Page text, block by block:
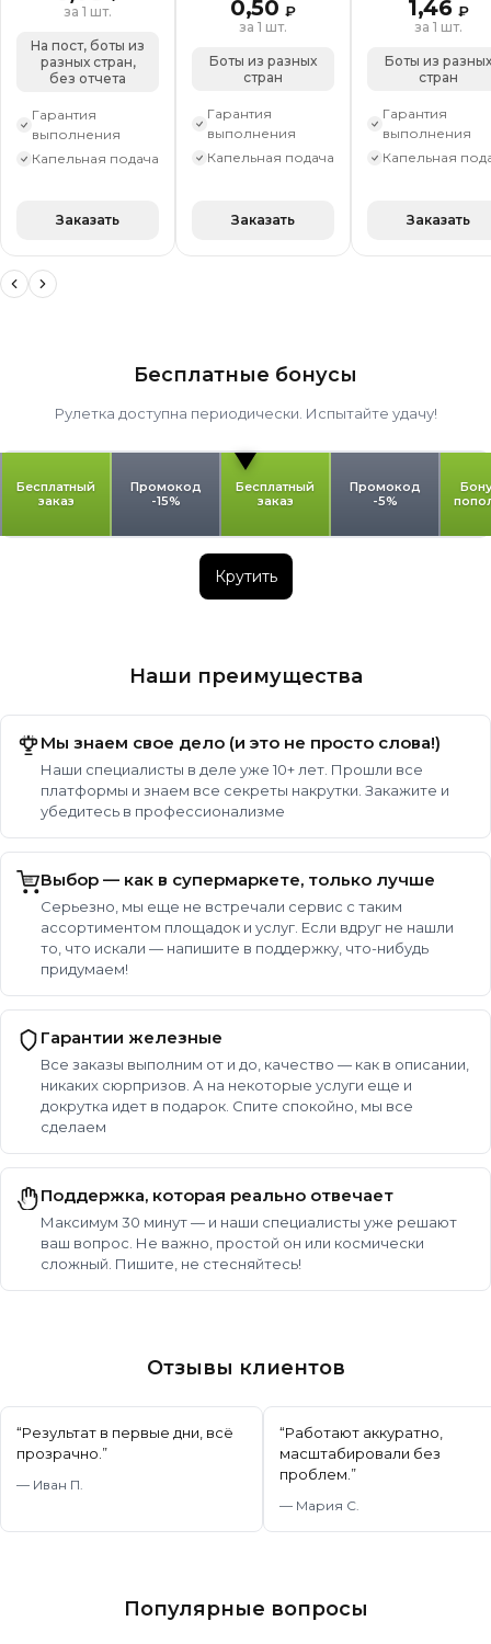
за 1 шт.
На пост, боты из
разных стран,
без отчета
Гарантия
выполнения
Капельная подача
Заказать
0,50 ₽
за 1 шт.
Боты из разных
стран
Гарантия
выполнения
Капельная подача
Заказать
1,46 ₽
за 1 шт.
Боты из разных
стран
Гарантия
выполнения
Капельная
Заказать
Бесплатные бонусы
Рулетка доступна периодически. Испытайте удачу!
Бесплатный
заказ
Промокод
-15%
Бесплатный
заказ
Промокод
-5%
Крутить
Наши преимущества
Мы знаем свое дело (и это не просто слова!)
Наши специалисты в деле уже 10+ лет. Прошли все
платформы и знаем все секреты накрутки. Закажите и
убедитесь в профессионализме
Выбор — как в супермаркете, только лучше
Серьезно, мы еще не встречали сервис с таким
ассортиментом площадок и услуг. Если вдруг не нашли
то, что искали — напишите в поддержку, что-нибудь
придумаем!
Гарантии железные
Все заказы выполним от и до, качество — как в описании,
никаких сюрпризов. А на некоторые услуги еще и
докрутка идет в подарок. Спите спокойно, мы все
сделаем
Поддержка, которая реально отвечает
Максимум 30 минут — и наши специалисты уже решают
ваш вопрос. Не важно, простой он или космически
сложный. Пишите, не стесняйтесь!
Отзывы клиентов
“Результат в первые дни, всё
прозрачно. ”
— Иван П.
“Работают аккуратно,
масштабировали без
проблем. ”
— Мария С.
Популярные вопросы